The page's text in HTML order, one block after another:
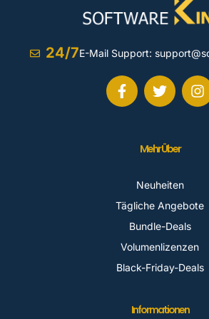
24/7E-Mail Support:
Mehr Über
Neuheiten
Tägliche Angebote
Bundle-Deals
Volumenlizenzen
Black-Friday-Deals
Informationen